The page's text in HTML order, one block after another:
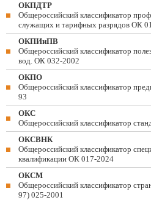
ОКПДТР
Общероссийский классификатор
служащих и тарифных разрядов ОК
ОКПИиПВ
Общероссийский классификатор
вод. ОК 032-2002
ОКПО
Общероссийский классификатор
93
ОКС
Общероссийский классификатор
ОКСВНК
Общероссийский классификатор
квалификации ОК 017-2024
ОКСМ
Общероссийский классификатор
97) 025-2001